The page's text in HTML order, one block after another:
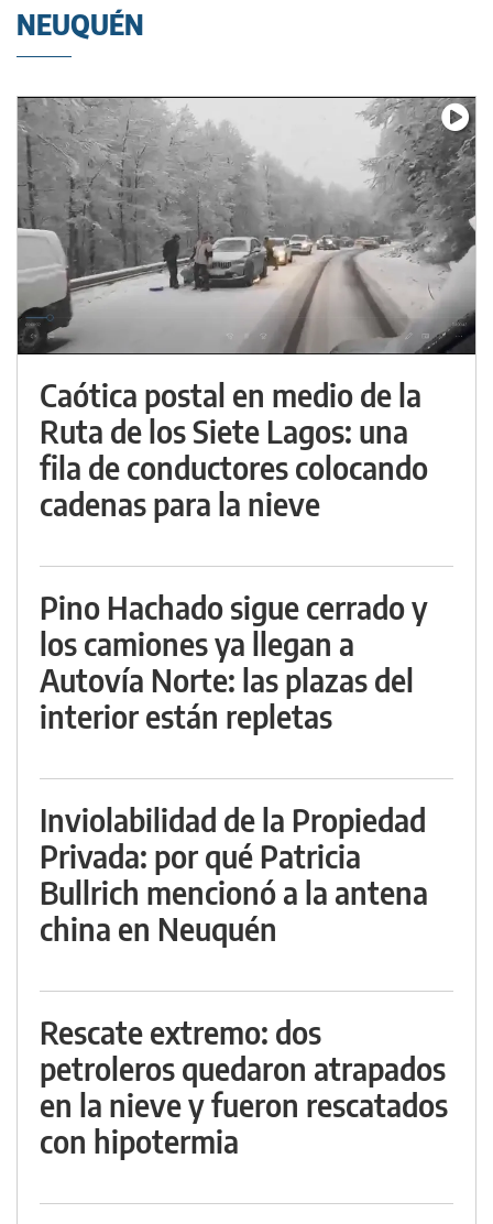
NEUQUÉN
Caótica postal en medio de la
Ruta de los Siete Lagos: una
fila de conductores colocando
cadenas para la nieve
Pino Hachado sigue cerrado y
los camiones ya llegan a
Autovía Norte: las plazas del
interior están repletas
Inviolabilidad de la Propiedad
Privada: por qué Patricia
Bullrich mencionó a la antena
china en Neuquén
Rescate extremo: dos
petroleros quedaron atrapados
en la nieve y fueron rescatados
con hipotermia